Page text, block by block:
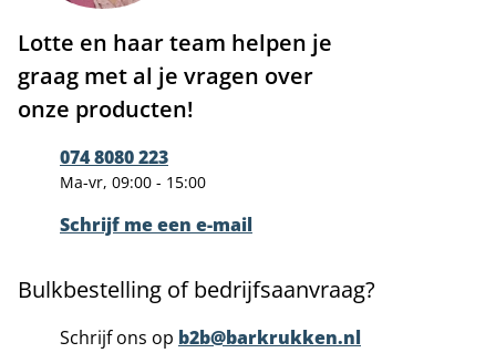
Lotte en haar team helpen je
graag met al je vragen over
onze producten!
074 8080 223
Ma-vr, 09:00 - 15:00
Schrijf me een e-mail
Bulkbestelling of bedrijfsaanvraag?
Schrijf ons op b2b@barkrukken.nl